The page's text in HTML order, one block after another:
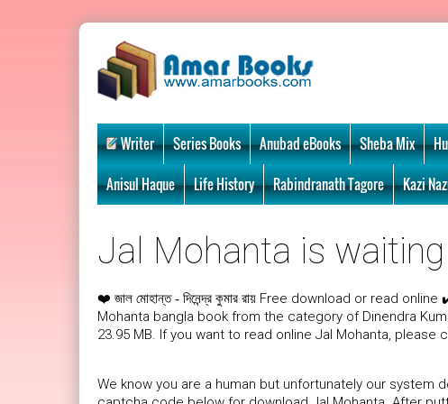
Writer Series Books Anubad eBooks Sheba Mix
Anisul Haque Life History Rabindranath Tagore Kazi
Jal Mohanta is
❤️ জাল মোহান্ত - দিনেন্দ্র কুমার রায় Free download or read online
Mohanta bangla book from the category of Dinendra
23.95 MB. If you want to read online Jal Mohanta, please
We know you are a human but unfortunately our